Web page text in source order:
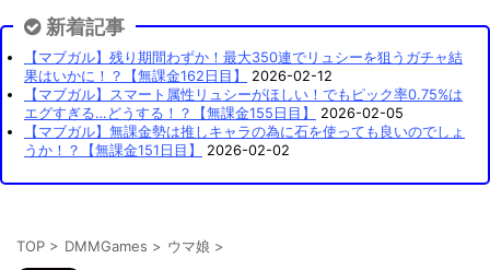
新着記事
【マブガル】残り期間わずか！最大350連でリュシーを狙うガチャ結
果はいかに！？【無課金162日目】
2026-02-12
【マブガル】スマート属性リュシーがほしい！でもピック率0.75%は
エグすぎる…どうする！？【無課金155日目】
2026-02-05
【マブガル】無課金勢は推しキャラの為に石を使っても良いのでしょ
うか！？【無課金151日目】
2026-02-02
TOP > DMMGames > ウマ娘 >